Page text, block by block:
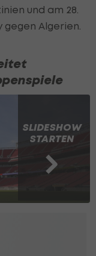
und am 28.
gegen Algerien.
SLIDESHOW
STARTEN